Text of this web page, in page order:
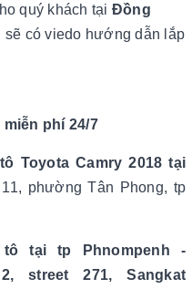
quý khách tại Đồng
sẽ có viedo hướng dẫn lắp
phí 24/7
Toyota Camry 2018 tại
phường Tân Phong, tp
tại tp Phnompenh -
street 271, Sangkat